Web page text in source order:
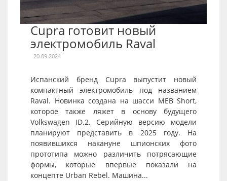
Cupra готовит новый
электромобиль Raval
20.09.2024
Испанский бренд Cupra выпустит новый
компактный электромобиль под названием
Raval. Новинка создана на шасси MEB Short,
которое также ляжет в основу будущего
Volkswagen ID.2. Серийную версию модели
планируют представить в 2025 году. На
появившихся накануне шпионских фото
прототипа можно различить потрясающие
формы, которые впервые показали на
концепте Urban Rebel. Машина...